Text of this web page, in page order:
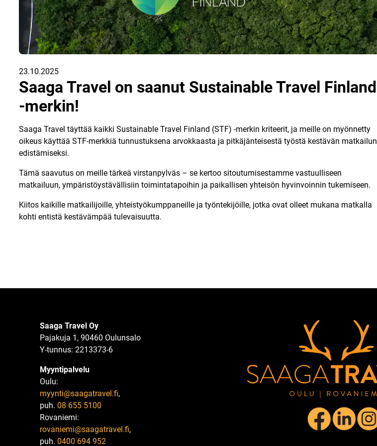
23.10.2025
Saaga Travel on saanut Sustainable Travel Finland
-merkin!
Saaga Travel täyttää kaikki Sustainable Travel Finland (STF) -merkin kriteerit, ja meille on myönnetty
oikeus käyttää STF-merkkiä tunnustuksena arvokkaasta ja pitkäjänteisestä työstä kestävän matkailun
edistämiseksi.
Tämä saavutus on meille tärkeä virstanpylväs – se kertoo sitoutumisestamme vastuulliseen
matkailuun, ympäristöystävällisiin toimintatapoihin ja paikallisen yhteisön hyvinvoinnin tukemiseen.
Kiitos kaikille matkailijoille, yhteistyökumppaneille ja työntekijöille, jotka ovat olleet mukana matkalla
kohti entistä kestävämpää tulevaisuutta.
Saaga Travel Oy
Pajakuja 1, 90460 Oulunsalo
Y-tunnus: 2213373-6
Myyntipalvelu
Oulu:
myynti@saagatravel.fi,
puh. 08 655 5100
Rovaniemi:
rovaniemi@saagatravel.fi,
puh. 0400 694 952